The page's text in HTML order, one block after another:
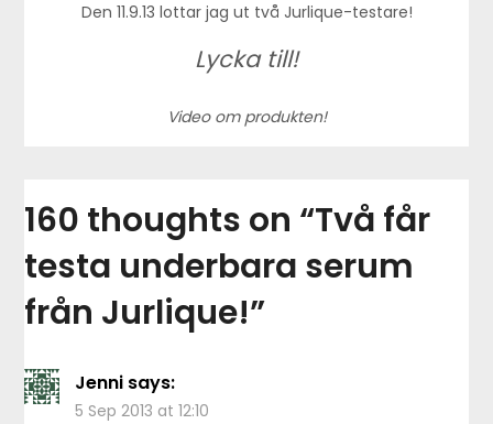
Den 11.9.13 lottar jag ut två Jurlique-testare!
Lycka till!
Video om produkten!
160 thoughts on “Två får
testa underbara serum
från Jurlique!”
Jenni says:
5 Sep 2013 at 12:10